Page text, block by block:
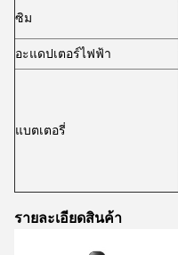
ซิม
อะแดปเตอร์ไฟฟ้า
แบตเตอรี่
รายละเอียดสินค้า